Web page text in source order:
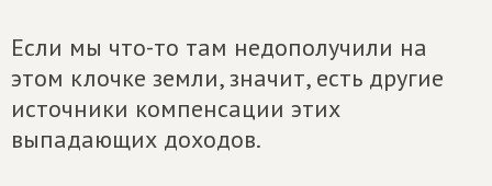
Если мы что-то там недополучили на
этом клочке земли, значит, есть другие
источники компенсации этих
выпадающих доходов.